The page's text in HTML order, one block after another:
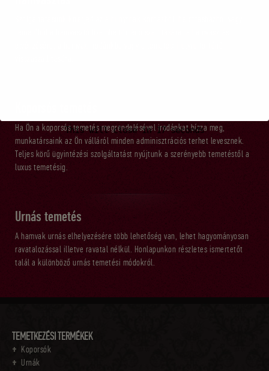
Ha Ön a koporsós temetés megrendelésével irodánkat bízza meg,
munkatársaink az Ön válláról minden adminisztrációs terhet levesznek.
Teljes körű ügyintézési szolgáltatást nyújtunk a szerényebb temetéstől a
luxus temetésig.
Urnás temetés
A hamvak urnás elhelyezésére több lehetőség van, lehet hagyományosan
ravatalozással illetve ravatal nélkül. Honlapunkon részletes ismertetőt
talál a különböző urnás temetési módokról.
TEMETKEZÉSI TERMÉKEK
Koporsók
Urnák
This will close in16seconds